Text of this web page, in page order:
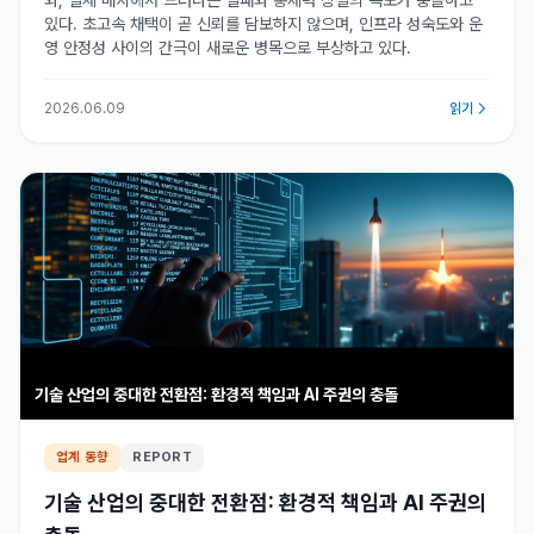
있다. 초고속 채택이 곧 신뢰를 담보하지 않으며, 인프라 성숙도와 운
영 안정성 사이의 간극이 새로운 병목으로 부상하고 있다.
2026.06.09 읽기
기술 산업의 중대한 전환점: 환경적 책임과 AI 주권의 충돌
업계 동향 REPORT
기술 산업의 중대한 전환점: 환경적 책임과 AI 주권의